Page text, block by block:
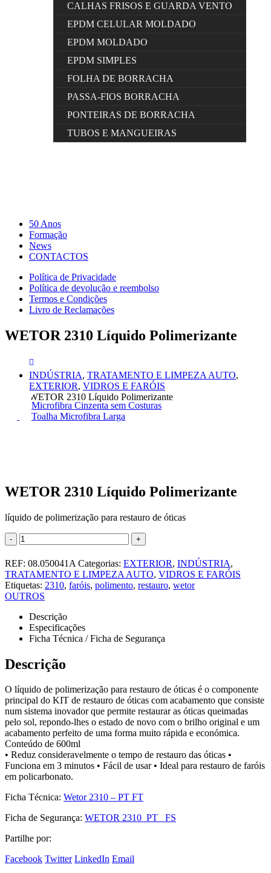
CALHAS FRISOS E GUARDA VENTO
EPDM CELULAR MOLDADO
EPDM MOLDADO
EPDM SIMPLES
FOLHA DE BORRACHA
PASSA-FIOS BORRACHA
PONTEIRAS DE BORRACHA
TUBOS E MANGUEIRAS
50 Anos
Formação
News
CONTACTOS
Política de Privacidade
Política de devolução e reembolso
Termos e Condições
Livro de Reclamações
WETOR 2310 Líquido Polimerizante
INDÚSTRIA, TRATAMENTO E LIMPEZA AUTO,
EXTERIOR, VIDROS E FARÓIS
WETOR 2310 Líquido Polimerizante
Microfibra Cinzenta sem Costuras
Toalha Microfibra Larga
WETOR 2310 Líquido Polimerizante
líquido de polimerização para restauro de óticas
- +
REF: 08.050041A Categorias: EXTERIOR, INDÚSTRIA,
TRATAMENTO E LIMPEZA AUTO, VIDROS E FARÓIS
Etiquetas: 2310, faróis, polimento, restauro, wetor
OUTROS
Descrição
Especificações
Ficha Técnica / Ficha de Segurança
Descrição
O líquido de polimerização para restauro de óticas é o componente
principal do KIT de restauro de óticas com acabamento que consiste
num sistema inovador que permite restaurar as óticas queimadas
pelo sol, repondo-lhes o estado de novo com o brilho original e um
acabamento perfeito de uma forma muito rápida e económica.
Conteúdo de 600ml
• Reduz consideravelmente o tempo de restauro das óticas •
Funciona em 3 minutos • Fácil de usar • Ideal para restauro de faróis
em policarbonato.
Ficha Técnica: Wetor 2310 – PT FT
Ficha de Segurança: WETOR 2310_PT_ FS
Partilhe por:
Facebook Twitter LinkedIn Email